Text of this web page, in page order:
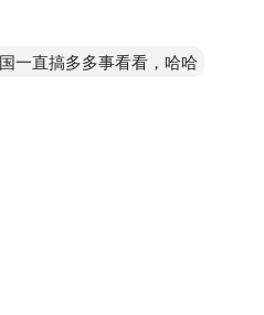
一直搞多多事看看，哈哈